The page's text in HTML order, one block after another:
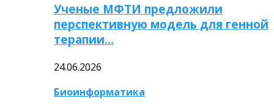
Ученые МФТИ предложили
перспективную модель для генной
терапии…
24.06.2026
Биоинформатика